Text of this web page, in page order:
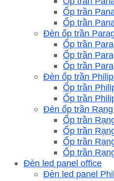
Ốp trần
Ốp trần
Đèn ốp trần
Ốp trần
Ốp trần
Ốp trần
Đèn ốp trần
Ốp trần
Ốp trần
Đèn ốp trần
Ốp trần
Ốp trần
Ốp trần
Ốp trần
Đèn led panel office
Đèn led panel